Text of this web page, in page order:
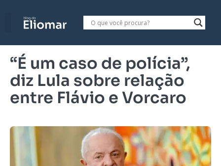
“É um caso de polícia”,
diz Lula sobre relação
entre Flávio e Vorcaro